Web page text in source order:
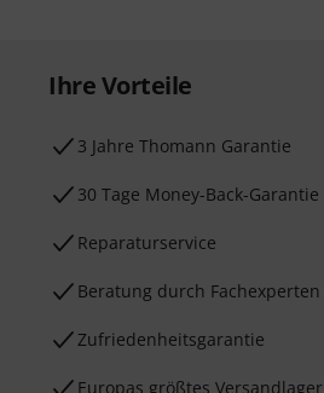
Ihre Vorteile
3 Jahre Thomann Garantie
30 Tage Money-Back-Garantie
Reparaturservice
Beratung durch Fachexperten
Zufriedenheitsgarantie
Europas größtes Versandlager